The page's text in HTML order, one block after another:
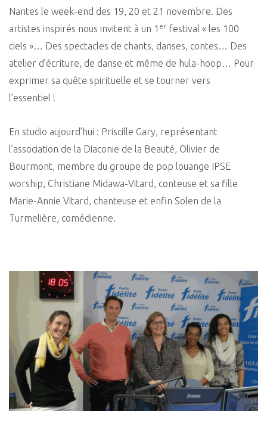
Nantes le week-end des 19, 20 et 21 novembre. Des
artistes inspirés nous invitent à un 1 er festival « les 100
ciels »… Des spectacles de chants, danses, contes… Des
atelier d’écriture, de danse et même de hula-hoop… Pour
exprimer sa quête spirituelle et se tourner vers
l’essentiel !
En studio aujourd’hui : Priscille Gary, représentant
l’association de la Diaconie de la Beauté, Olivier de
Bourmont, membre du groupe de pop louange IPSE
worship, Christiane Midawa-Vitard, conteuse et sa fille
Marie-Annie Vitard, chanteuse et enfin Solen de la
Turmelière, comédienne.